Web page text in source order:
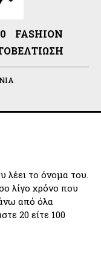
FASHION
λέει το όνομα του.
λίγο χρόνο που
από όλα
20 είτε 100